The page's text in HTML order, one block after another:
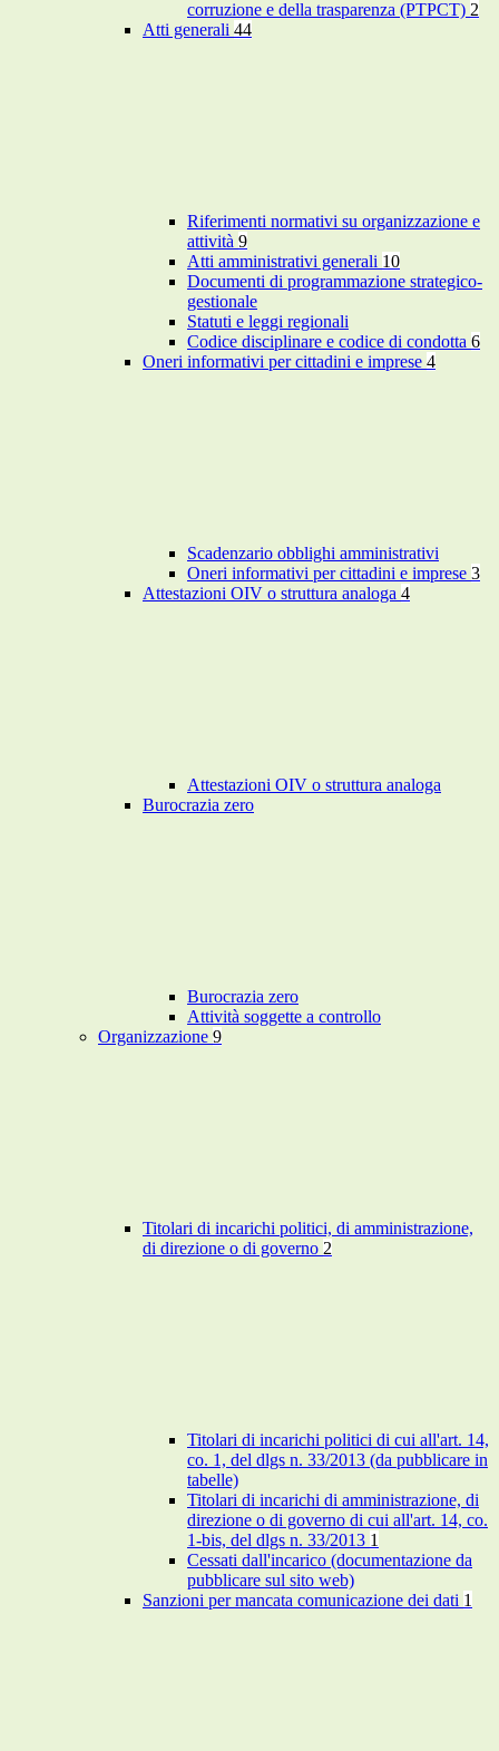
corruzione e della trasparenza (PTPCT) 2
Atti generali 44
Riferimenti normativi su organizzazione e
attività 9
Atti amministrativi generali 10
Documenti di programmazione strategico-
gestionale
Statuti e leggi regionali
Codice disciplinare e codice di condotta 6
Oneri informativi per cittadini e imprese 4
Scadenzario obblighi amministrativi
Oneri informativi per cittadini e imprese 3
Attestazioni OIV o struttura analoga 4
Attestazioni OIV o struttura analoga
Burocrazia zero
Burocrazia zero
Attività soggette a controllo
Organizzazione 9
Titolari di incarichi politici, di amministrazione,
di direzione o di governo 2
Titolari di incarichi politici di cui all'art. 14,
co. 1, del dlgs n. 33/2013 (da pubblicare in
tabelle)
Titolari di incarichi di amministrazione, di
direzione o di governo di cui all'art. 14, co.
1-bis, del dlgs n. 33/2013 1
Cessati dall'incarico (documentazione da
pubblicare sul sito web)
Sanzioni per mancata comunicazione dei dati 1